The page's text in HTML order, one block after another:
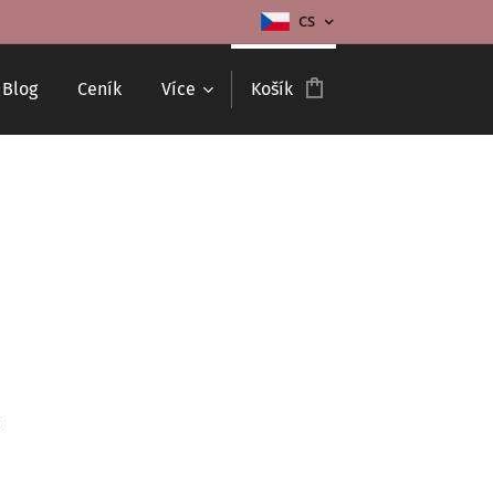
CS
Blog Ceník Více Košík